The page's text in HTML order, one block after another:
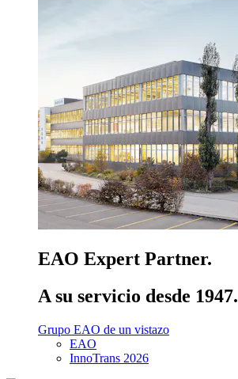
EAO Expert Partner.
A su servicio desde 1947.
Grupo EAO de un vistazo
EAO
InnoTrans 2026